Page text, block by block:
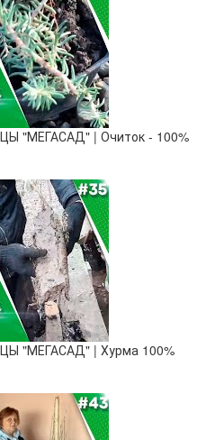
"МЕГАСАД" | Очиток - 100%
"МЕГАСАД" | Хурма 100%